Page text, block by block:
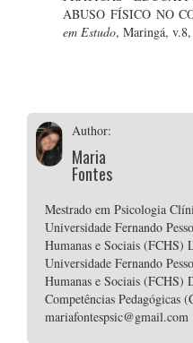
ABUSO FÍSICO NO
em Estudo, Maringá,
Author:
Maria
Fontes
Mestrado em Psicologia
Universidade Fernando
Humanas e Sociais (FCHS)
Universidade Fernando
Humanas e Sociais (FCHS)
Competências Pedagógicas
mariafontespsic@gmail.com